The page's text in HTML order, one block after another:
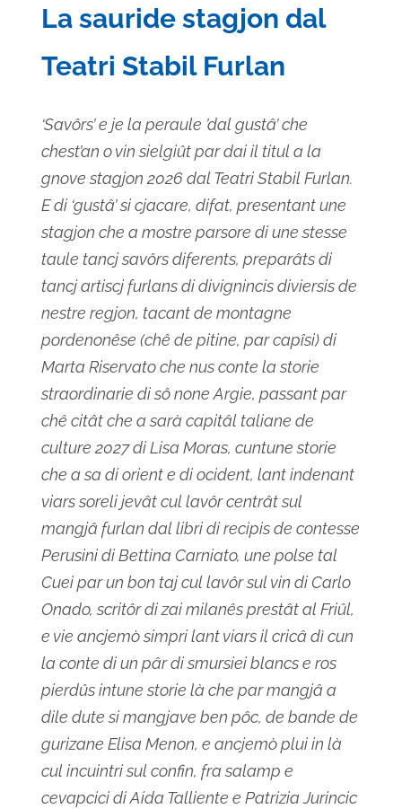
data.
La sauride stagjon dal
Teatri Stabil Furlan
‘Savôrs’ e je la peraule ’dal gustâ’ che
chest’an o vin sielgiût par dai il titul a la
gnove stagjon 2026 dal Teatri Stabil Furlan.
E di ‘gustâ’ si cjacare, difat, presentant une
stagjon che a mostre parsore di une stesse
taule tancj savôrs diferents, preparâts di
tancj artiscj furlans di divignincis diviersis de
nestre regjon, tacant de montagne
pordenonêse (chê de pitine, par capîsi) di
Marta Riservato che nus conte la storie
straordinarie di sô none Argie, passant par
chê citât che a sarà capitâl taliane de
culture 2027 di Lisa Moras, cuntune storie
che a sa di orient e di ocident, lant indenant
viars soreli jevât cul lavôr centrât sul
mangjâ furlan dal libri di recipis de contesse
Perusini di Bettina Carniato, une polse tal
Cuei par un bon taj cul lavôr sul vin di Carlo
Onado, scritôr di zai milanês prestât al Friûl,
e vie ancjemò simpri lant viars il cricâ dì cun
la conte di un pâr di smursiei blancs e ros
pierdûs intune storie là che par mangjâ a
dile dute si mangjave ben pôc, de bande de
gurizane Elisa Menon, e ancjemò plui in là
cul incuintri sul confin, fra salamp e
cevapcici di Aida Talliente e Patrizia Jurincic